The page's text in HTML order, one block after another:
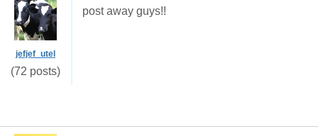
jefjef_utel
(72 posts)
post away guys!!